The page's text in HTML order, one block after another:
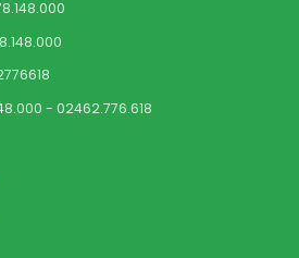
- 02462.776.618